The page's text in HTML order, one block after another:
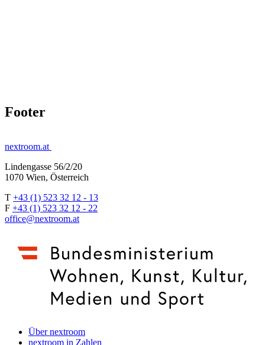
Footer
nextroom.at
Lindengasse 56/2/20
1070 Wien, Österreich
T +43 (1) 523 32 12 - 13
F +43 (1) 523 32 12 - 22
office@nextroom.at
Über nextroom
nextroom in Zahlen